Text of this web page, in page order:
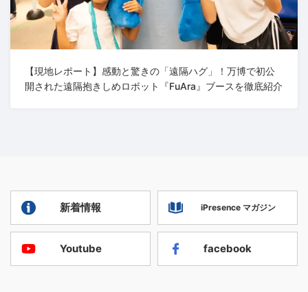
【現地レポート】感動と驚きの「遠隔ハグ」！万博で初公
開された遠隔抱きしめロボット『FuAra』ブースを徹底紹介
新着情報 iPresence マガジン
Youtube facebook